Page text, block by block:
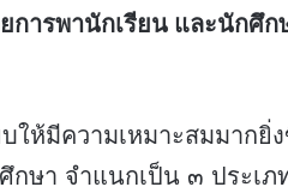
การพานักเรียน และนักศึ
ให้มีความเหมาะสมมากยิ่
ษา จำแนกเป็น ๓ ประเ